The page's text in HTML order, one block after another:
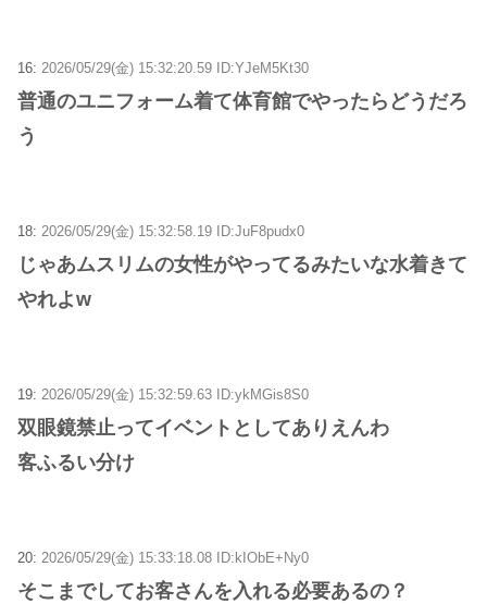
16: 2026/05/29(金) 15:32:20.59 ID:YJeM5Kt30
普通のユニフォーム着て体育館でやったらどうだろ
う
18: 2026/05/29(金) 15:32:58.19 ID:JuF8pudx0
じゃあムスリムの女性がやってるみたいな水着きて
やれよw
19: 2026/05/29(金) 15:32:59.63 ID:ykMGis8S0
双眼鏡禁止ってイベントとしてありえんわ
客ふるい分け
20: 2026/05/29(金) 15:33:18.08 ID:kIObE+Ny0
そこまでしてお客さんを入れる必要あるの？